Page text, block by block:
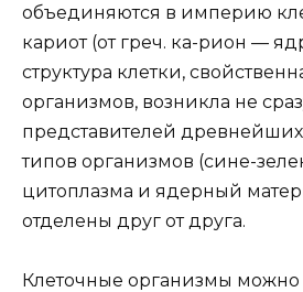
объединяются в империю
кариот (от греч. ка-рион —
структура клетки,
организмов, возникла не
представителей
типов организмов (сине-
цитоплазма и ядерный
отделены друг от друга.
Клеточные организмы можно